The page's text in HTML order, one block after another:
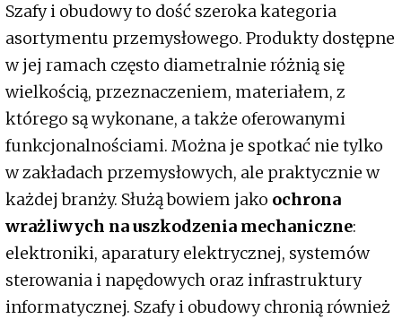
Szafy i obudowy to dość szeroka kategoria
asortymentu przemysłowego. Produkty dostępne
w jej ramach często diametralnie różnią się
wielkością, przeznaczeniem, materiałem, z
którego są wykonane, a także oferowanymi
funkcjonalnościami. Można je spotkać nie tylko
w zakładach przemysłowych, ale praktycznie w
każdej branży. Służą bowiem jako ochrona
wrażliwych na uszkodzenia mechaniczne:
elektroniki, aparatury elektrycznej, systemów
sterowania i napędowych oraz infrastruktury
informatycznej. Szafy i obudowy chronią również